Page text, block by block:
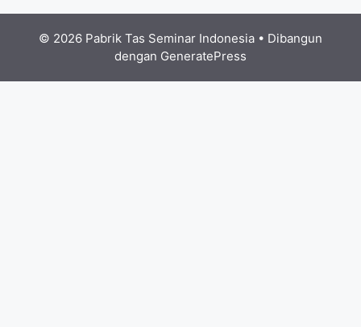
© 2026 Pabrik Tas Seminar Indonesia • Dibangun
dengan GeneratePress